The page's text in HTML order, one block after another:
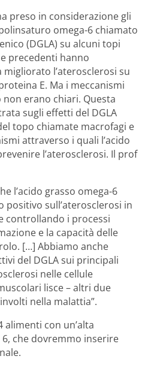
preso in considerazione gli
omega-6 chiamato
(DGLA) su alcuni topi
precedenti hanno
l’aterosclerosi su
E. Ma i meccanismi
erano chiari. Questa
sugli effetti del DGLA
topo chiamate macrofagi e
attraverso i quali l’acido
l’aterosclerosi. Il prof
l’acido grasso omega-6
positivo sull’aterosclerosi in
controllando i processi
e la capacità delle
[…] Abbiamo anche
del DGLA sui principali
nelle cellule
lisce – altri due
nella malattia”.
con un’alta
che dovremmo inserire